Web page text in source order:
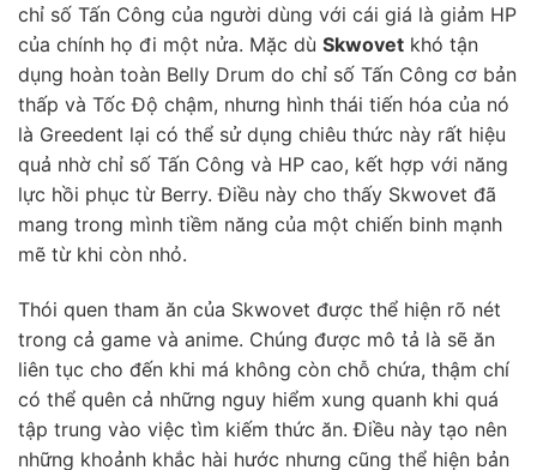
chỉ số Tấn Công của người dùng với cái giá là giảm HP
của chính họ đi một nửa. Mặc dù Skwovet khó tận
dụng hoàn toàn Belly Drum do chỉ số Tấn Công cơ bản
thấp và Tốc Độ chậm, nhưng hình thái tiến hóa của nó
là Greedent lại có thể sử dụng chiêu thức này rất hiệu
quả nhờ chỉ số Tấn Công và HP cao, kết hợp với năng
lực hồi phục từ Berry. Điều này cho thấy Skwovet đã
mang trong mình tiềm năng của một chiến binh mạnh
mẽ từ khi còn nhỏ.
Thói quen tham ăn của Skwovet được thể hiện rõ nét
trong cả game và anime. Chúng được mô tả là sẽ ăn
liên tục cho đến khi má không còn chỗ chứa, thậm chí
có thể quên cả những nguy hiểm xung quanh khi quá
tập trung vào việc tìm kiếm thức ăn. Điều này tạo nên
những khoảnh khắc hài hước nhưng cũng thể hiện bản